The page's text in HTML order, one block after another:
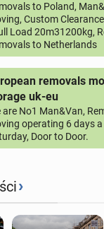
to Poland,
Custom
Load 20m31200kg,
to Netherlands
removals
uk-eu
are No1 Man&Van,
operating 6 days
Door to Door.
›